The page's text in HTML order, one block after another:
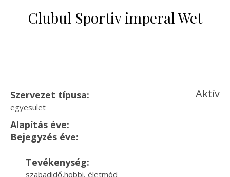
Clubul Sportiv imperal Wet
Szervezet típusa:
egyesület
Aktív
Alapítás éve:
Bejegyzés éve:
Tevékenység:
szabadidő,hobbi, életmód